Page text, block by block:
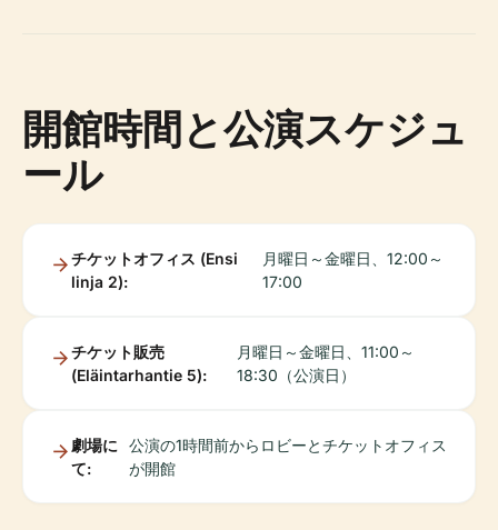
開館時間と公演スケジュ
ール
チケットオフィス (Ensi
linja 2):
月曜日～金曜日、12:00～
17:00
チケット販売
(Eläintarhantie 5):
月曜日～金曜日、11:00～
18:30（公演日）
劇場に
て:
公演の1時間前からロビーとチケットオフィス
が開館